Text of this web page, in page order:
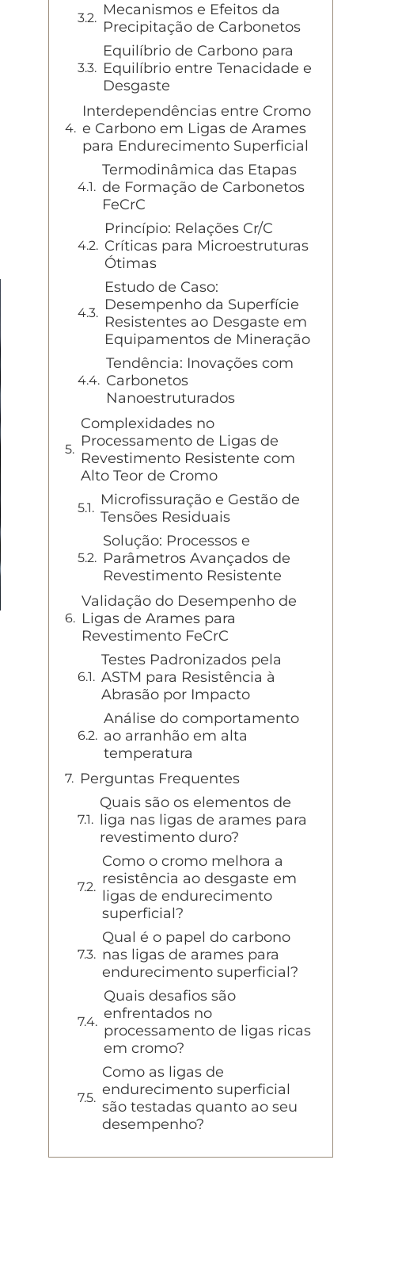
Mecanismos e Efeitos da
Precipitação de Carbonetos
Equilíbrio de Carbono para
Equilíbrio entre Tenacidade e
Desgaste
Interdependências entre Cromo
e Carbono em Ligas de Arames
para Endurecimento Superficial
Termodinâmica das Etapas
de Formação de Carbonetos
FeCrC
Princípio: Relações Cr/C
Críticas para Microestruturas
Ótimas
Estudo de Caso:
Desempenho da Superfície
Resistentes ao Desgaste em
Equipamentos de Mineração
Tendência: Inovações com
Carbonetos
Nanoestruturados
Complexidades no
Processamento de Ligas de
Revestimento Resistente com
Alto Teor de Cromo
Microfissuração e Gestão de
Tensões Residuais
Solução: Processos e
Parâmetros Avançados de
Revestimento Resistente
Validação do Desempenho de
Ligas de Arames para
Revestimento FeCrC
Testes Padronizados pela
ASTM para Resistência à
Abrasão por Impacto
Análise do comportamento
ao arranhão em alta
temperatura
Perguntas Frequentes
Quais são os elementos de
liga nas ligas de arames para
revestimento duro?
Como o cromo melhora a
resistência ao desgaste em
ligas de endurecimento
superficial?
Qual é o papel do carbono
nas ligas de arames para
endurecimento superficial?
Quais desafios são
enfrentados no
processamento de ligas ricas
em cromo?
Como as ligas de
endurecimento superficial
são testadas quanto ao seu
desempenho?